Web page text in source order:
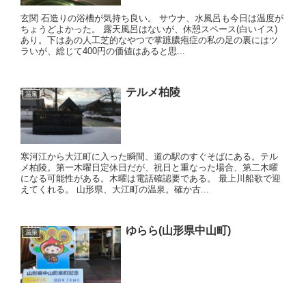
玄関 石造りの浴槽が気持ち良い。 サウナ、水風呂も今日は温度が
ちょうどよかった。 露天風呂はないが、休憩スペース(白いイス)
あり。下はあの人工芝的なやつで掌蹠膿疱症の私の足の裏にはツ
ラいが、総じて400円の価値はあると思...
温泉 テルメ柏陵
寒河江から大江町に入った瞬間、道の駅のすぐそばにある。テル
メ柏陵。第一木曜日定休日だが、祝日と重なった場合、第二木曜
になる可能性がある。木曜は電話確認要である。 最上川船歌で迎
えてくれる。 山形県、大江町の温泉。確か古...
温泉 ゆらら(山形県中山町)